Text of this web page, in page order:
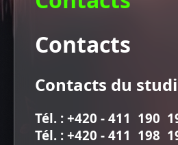
Contacts
Contacts du
Tél. : +420 - 411 190
Tél. : +420 - 411 198